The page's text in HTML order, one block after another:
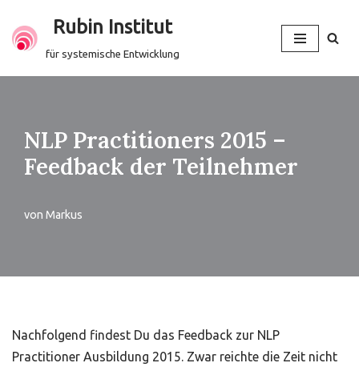
Zum
Rubin Institut
für systemische Entwicklung
NLP Practitioners 2015 –
Feedback der Teilnehmer
von Markus
Nachfolgend findest Du das Feedback zur NLP
Practitioner Ausbildung 2015. Zwar reichte die Zeit nicht